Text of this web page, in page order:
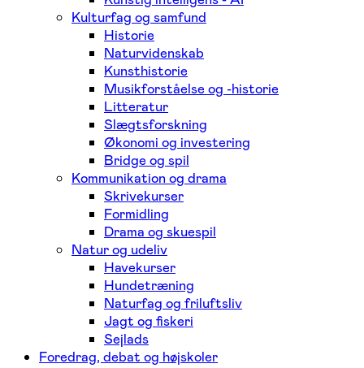
Kulturfag og samfund
Historie
Naturvidenskab
Kunsthistorie
Musikforståelse og -historie
Litteratur
Slægtsforskning
Økonomi og investering
Bridge og spil
Kommunikation og drama
Skrivekurser
Formidling
Drama og skuespil
Natur og udeliv
Havekurser
Hundetræning
Naturfag og friluftsliv
Jagt og fiskeri
Sejlads
Foredrag, debat og højskoler